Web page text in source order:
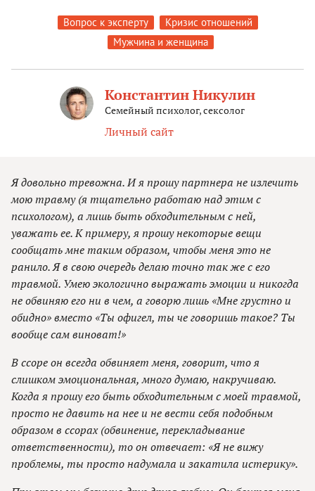
Вопрос к эксперту
Кризис отношений
Мужчина и женщина
Константин Никулин
Семейный психолог, сексолог
Личный сайт
Я довольно тревожна. И я прошу партнера не излечить
мою травму (я тщательно работаю над этим с
психологом), а лишь быть обходительным с ней,
уважать ее. К примеру, я прошу некоторые вещи
сообщать мне таким образом, чтобы меня это не
ранило. Я в свою очередь делаю точно так же с его
травмой. Умею экологично выражать эмоции и никогда
не обвиняю его ни в чем, а говорю лишь «Мне грустно и
обидно» вместо «Ты офигел, ты че говоришь такое? Ты
вообще сам виноват!»
В ссоре он всегда обвиняет меня, говорит, что я
слишком эмоциональная, много думаю, накручиваю.
Когда я прошу его быть обходительным с моей травмой,
просто не давить на нее и не вести себя подобным
образом в ссорах (обвинение, перекладывание
ответственности), то он отвечает: «Я не вижу
проблемы, ты просто надумала и закатила истерику».